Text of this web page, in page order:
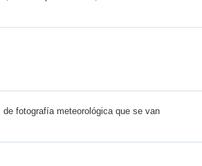
fotografía meteorológica que se van